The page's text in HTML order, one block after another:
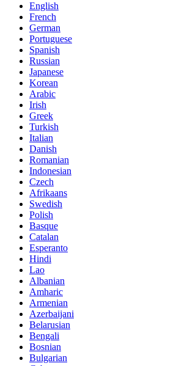
English
French
German
Portuguese
Spanish
Russian
Japanese
Korean
Arabic
Irish
Greek
Turkish
Italian
Danish
Romanian
Indonesian
Czech
Afrikaans
Swedish
Polish
Basque
Catalan
Esperanto
Hindi
Lao
Albanian
Amharic
Armenian
Azerbaijani
Belarusian
Bengali
Bosnian
Bulgarian